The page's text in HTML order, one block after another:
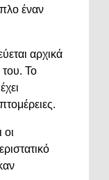
έναν
αρχικά
του. Το
οι